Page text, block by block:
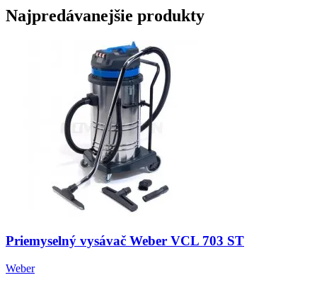
Najpredávanejšie produkty
Priemyselný vysávač Weber VCL 703 ST
Weber